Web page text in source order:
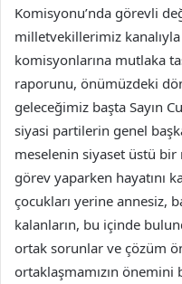
Komisyonu’nda görevli
milletvekillerimiz
komisyonlarına mutlaka
raporunu, önümüzdeki
geleceğimiz başta Sayın
siyasi partilerin genel
meselenin siyaset üstü
görev yaparken hayatını
çocukları yerine annesiz,
kalanların, bu içinde
ortak sorunlar ve çözüm
ortaklaşmamızın önemini